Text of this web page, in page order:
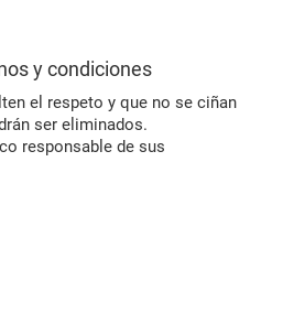
y condiciones
el respeto y que no se ciñan
ser eliminados.
responsable de sus